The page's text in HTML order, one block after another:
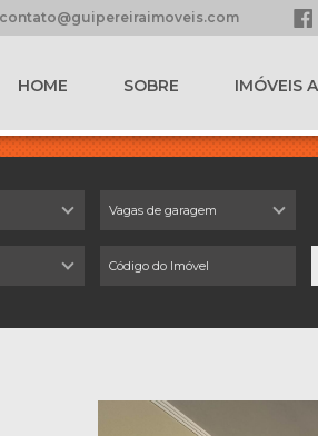
contato@guipereiraimoveis.com
HOME SOBRE IMÓVEIS
Vagas de garagem